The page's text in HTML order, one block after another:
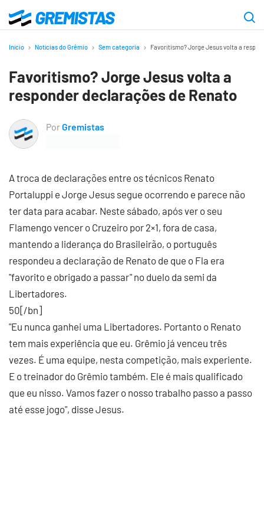
para
principal
Gremistas
Início Notícias do Grêmio Sem categoria Favoritismo? Jorge Jesus volta a
Favoritismo? Jorge Jesus volta a
responder declarações de Renato
PorGremistas
A troca de declarações entre os técnicos Renato
Portaluppi e Jorge Jesus segue ocorrendo e parece não
ter data para acabar. Neste sábado, após ver o seu
Flamengo vencer o Cruzeiro por 2×1, fora de casa,
mantendo a liderança do Brasileirão, o português
respondeu a declaração de Renato de que o Fla era
"favorito e obrigado a passar" no duelo da semi da
Libertadores.
50[/bn]
"Eu nunca ganhei uma Libertadores. Portanto o Renato
tem mais experiência que eu. Grêmio já venceu três
vezes. É uma equipe, nesta competição, mais experiente.
E o treinador do Grêmio também. Ele é mais qualificado
que eu nisso. Vamos fazer o nosso trabalho passo a passo
até esse jogo", disse Jesus.